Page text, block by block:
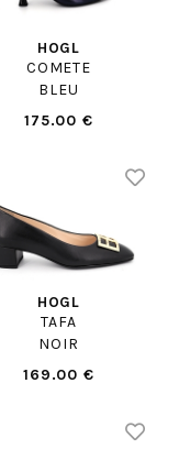
HOGL
COMETE
BLEU
175.00 €
HOGL
TAFA
NOIR
169.00 €